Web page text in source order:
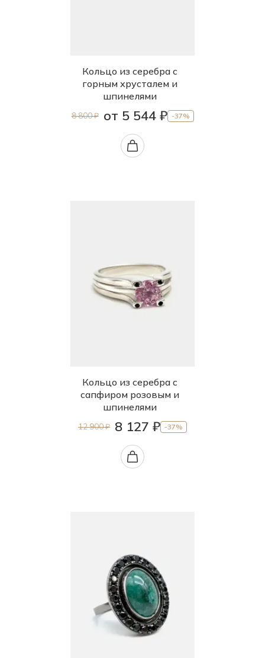
Кольцо из серебра с
горным хрусталем и
шпинелями
8 800 ₽ от 5 544 ₽ -37%
Кольцо из серебра с
сапфиром розовым и
шпинелями
12 900 ₽ 8 127 ₽ -37%